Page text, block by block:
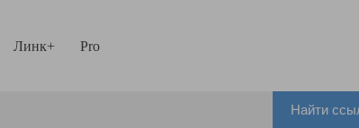
Линк+ Pro
Найти